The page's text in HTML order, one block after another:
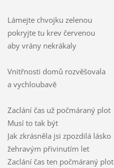
Lámejte chvojku zelenou
pokryjte tu krev červenou
aby vrány nekrákaly
Vnitřnosti domů rozvěšovala
a vychloubavě
Zaclání čas už počmáraný plot
Musí to tak být
Jak zkrásněla jsi zpozdilá lásko
žehravým přivinutím let
Zaclání čas ten počmáraný plot